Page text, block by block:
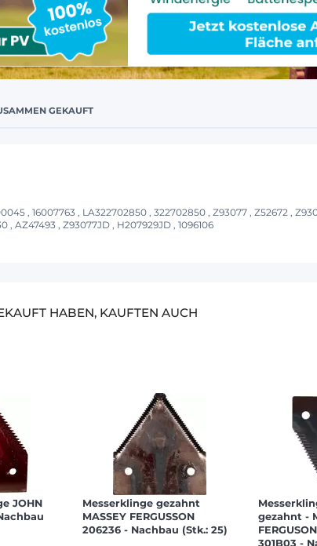
GEKAUFT
, 16007763 , LA322702850 , 322702850 , Z93077 , Z52672 ,
, AZ47493 , Z93077JD , H207929JD , 1096106
HABEN, KAUFTEN AUCH
JOHN
Messerklinge gezahnt
MASSEY FERGUSSON
206236 - Nachbau (Stk.: 25)
gezahnt -
301B03 -